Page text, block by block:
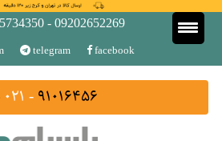
- 09202652269
telegram facebook
۹۱۰۱۶۴۵۶- ۰۲۱